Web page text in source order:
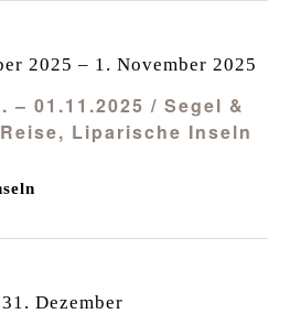
– 01.11.2025 / Segel &
Liparische Inseln
2025 – 1. November 2025
31. Dezember